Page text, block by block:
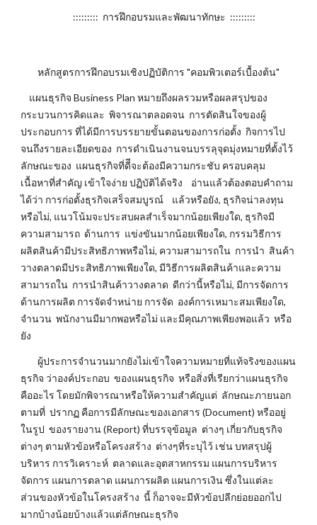
::::::::: การฝึกอบรมและพัฒนาทักษะ :::::::::
หลักสูตรการฝึกอบรมเชิงปฏิบัติการ "คอมพิวเตอร์เบื้องต้น"
แผนธุรกิจ Business Plan หมายถึงผลรวมหรือผลสรุปของ
กระบวนการคิดและ พิจารณาตลอดจน การตัดสินใจของผู้
ประกอบการ ที่ได้มีการบรรยายขั้นตอนของการก่อตั้ง กิจการไป
จนถึงรายละเอียดของ การดำเนินงานจนบรรลุจุดมุ่งหมายที่ตั้งไว้
ลักษณะของ แผนธุรกิจที่ดีีจะต้องมีความกระชับ ครอบคลุม
เนื้อหาที่สำคัญ เข้าใจง่าย ปฏิบัติได้จริง อ่านแล้วต้องตอบคำถาม
ได้ว่า การก่อตั้งธุรกิจเสร็จสมบูรณ์ แล้วหรือยัง, ธุรกิจน่าลงทุน
หรือไม่, แนวโน้มจะประสบผลสำเร็จมากน้อยเพียงใด, ธุรกิจมี
ความสามารถ ด้านการ แข่งขันมากน้อยเพียงใด, กรรมวิธีการ
ผลิตสินค้ามีประสิทธิภาพหรือไม่, ความสามารถใน การนำ สินค้า
วางตลาดมีประสิทธิภาพเพียงใด, มีวิธีการผลิตสินค้าและความ
สามารถใน การนำสินค้าวางตลาด ดีกว่านี้หรือไม่, มีการจัดการ
ด้านการผลิต การจัดจำหน่าย การจัด องค์การเหมาะสมเพียงใด,
จำนวน พนักงานมีมากพอหรือไม่ และมีคุณภาพเพียงพอแล้ว หรือ
ยัง
ผู้ประการจำนวนมากยังไม่เข้าใจความหมายที่แท้จริงของแผน
ธุรกิจ ว่าองค์ประกอบ ของแผนธุรกิจ หรือสิ่งที่เรียกว่าแผนธุรกิจ
คืออะไร โดยมักพิจารณาหรือให้ความสำคัญแต่ ลักษณะภายนอก
ตามที่ ปรากฏ คือการมีลักษณะของเอกสาร (Document) หรืออยู่
ในรูป ของรายงาน (Report) ที่บรรจุข้อมูล ต่างๆ เกี่ยวกับธุรกิจ
ต่างๆ ตามหัวข้อหรือโครงสร้าง ต่างๆที่ระบุไว้ เช่น บทสรุปผู้
บริหาร การวิเคราะห์ ตลาดและอุตสาหกรรม แผนการบริหาร
จัดการ แผนการตลาด แผนการผลิต แผนการเงิน ซึ่งในแต่ละ
ส่วนของหัวข้อในโครงสร้าง นี้ ก็อาจจะมีหัวข้อปลีกย่อยออกไป
มากบ้างน้อยบ้างแล้วแต่ลักษณะธุรกิจ